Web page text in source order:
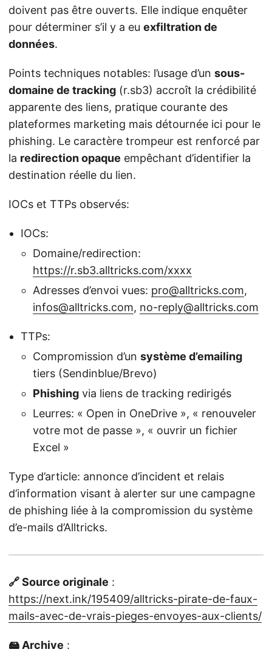
doivent pas être ouverts. Elle indique enquêter
pour déterminer s’il y a eu exfiltration de
données.
Points techniques notables: l’usage d’un sous-
domaine de tracking (r.sb3) accroît la crédibilité
apparente des liens, pratique courante des
plateformes marketing mais détournée ici pour le
phishing. Le caractère trompeur est renforcé par
la redirection opaque empêchant d’identifier la
destination réelle du lien.
IOCs et TTPs observés:
IOCs:
Domaine/redirection:
https://r.sb3.alltricks.com/xxxx
Adresses d’envoi vues: pro@alltricks.com,
infos@alltricks.com, no-reply@alltricks.com
TTPs:
Compromission d’un système d’emailing
tiers (Sendinblue/Brevo)
Phishing via liens de tracking redirigés
Leurres: « Open in OneDrive », « renouveler
votre mot de passe », « ouvrir un fichier
Excel »
Type d’article: annonce d’incident et relais
d’information visant à alerter sur une campagne
de phishing liée à la compromission du système
d’e-mails d’Alltricks.
🔗 Source originale :
https://next.ink/195409/alltricks-pirate-de-faux-
mails-avec-de-vrais-pieges-envoyes-aux-clients/
🖴 Archive :